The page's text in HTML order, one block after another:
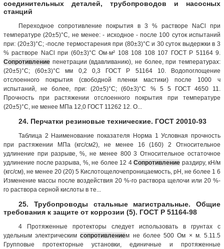
соединительных деталей, трубопроводов и насосных
станций
Переходное сопротивление покрытия в 3 % растворе NaCl при
температуре (20±5)°С, не менее: - исходное - после 100 суток испытаний
при: (20±3)°С; -после термостарения при (80±3)°С и 30 суток выдержки в 3
% растворе NaCl при (60±3)°С Ом·м² 108 108 108 107 ГОСТ Р 51164 9.
Сопротивление пенетрации (вдавливанию), не более, при температурах:
(20±5)°С; (60±3)°С мм 0,2 0,3 ГОСТ Р 51164 10. Водопоглощение
отслоенного покрытия (свободной пленки мастики) после 1000 ч
испытаний, не более, при: (20±5)°С; (60±3)°С % 5 5 ГОСТ 4650 11.
Прочность при растяжении отслоенного покрытия при температуре
(20±5)°С, не менее МПа 12,0 ГОСТ 11262 12. О...
24. Перчатки резиновые технические. ГОСТ 20010-93
Таблица 2 Наименование показателя Норма 1 Условная прочность
при растяжении МПа (кгс/см2), не менее 16 (160) 2 Относительное
удлинение при разрыве, %, не менее 800 3 Относительное остаточное
удлинение после разрыва, %, не более 12 4 Сопротивление раздиру, кН/м
(кгс/см), не менее 20 (20) 5 Кислотощелочепроницаемость, рН, не более 1 6
Изменение массы после воздействия 20 %-го раствора щелочи или 20 %-
го раствора серной кислоты в те...
25. Трубопроводы стальные магистральные. Общие
требования к защите от коррозии (5). ГОСТ Р 51164-98
4 Протяженные протекторы следует использовать в грунтах с
удельным электрическимсопротивлением не более 500 Ом × м. 5.11.5
Групповые протекторные установки, единичные и протяженные